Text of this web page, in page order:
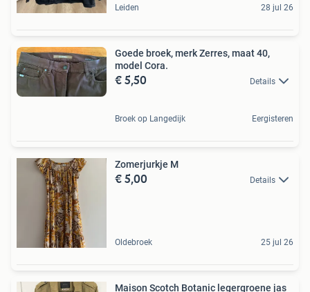
Leiden 28 jul 26
Goede broek, merk Zerres, maat 40,
model Cora.
€ 5,50 Details
Broek op Langedijk Eergisteren
Zomerjurkje M
€ 5,00 Details
Oldebroek 25 jul 26
Maison Scotch Botanic legergroene jas